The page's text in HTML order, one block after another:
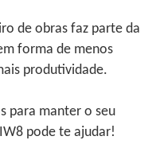
de obras faz parte da
forma de menos
produtividade.
para manter o seu
pode te ajudar!